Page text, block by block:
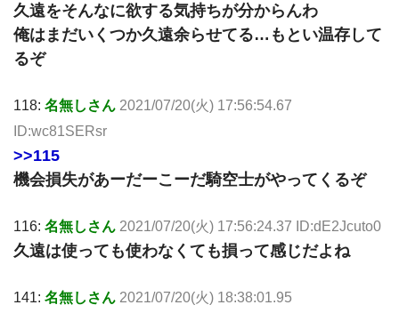
久遠をそんなに欲する気持ちが分からんわ
俺はまだいくつか久遠余らせてる…もとい温存して
るぞ
118: 名無しさん 2021/07/20(火) 17:56:54.67
ID:wc81SERsr
>>115
機会損失があーだーこーだ騎空士がやってくるぞ
116: 名無しさん 2021/07/20(火) 17:56:24.37 ID:dE2Jcuto0
久遠は使っても使わなくても損って感じだよね
141: 名無しさん 2021/07/20(火) 18:38:01.95